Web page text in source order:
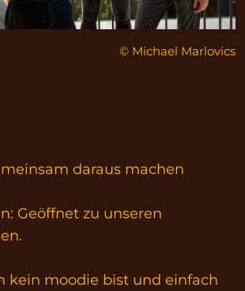
© Michael Marlovics
daraus machen
Geöffnet zu unseren
kein moodie bist und einfach